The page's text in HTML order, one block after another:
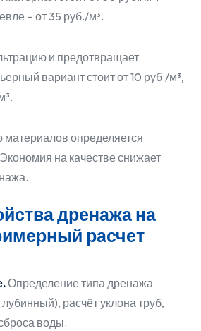
– от 35 руб./м³.
и предотвращает
вариант стоит от 10 руб./м³,
определяется
на качестве снижает
дренажа на
расчет
Определение типа дренажа
расчёт уклона труб,
воды.